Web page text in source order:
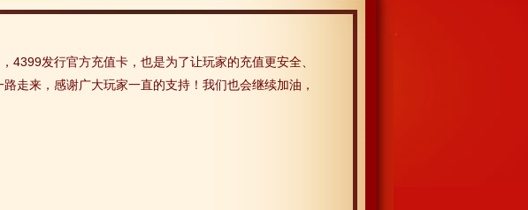
发行官方充值卡，也是为了让玩家的充值更安全、
走来，感谢广大玩家一直的支持！我们也会继续加油，